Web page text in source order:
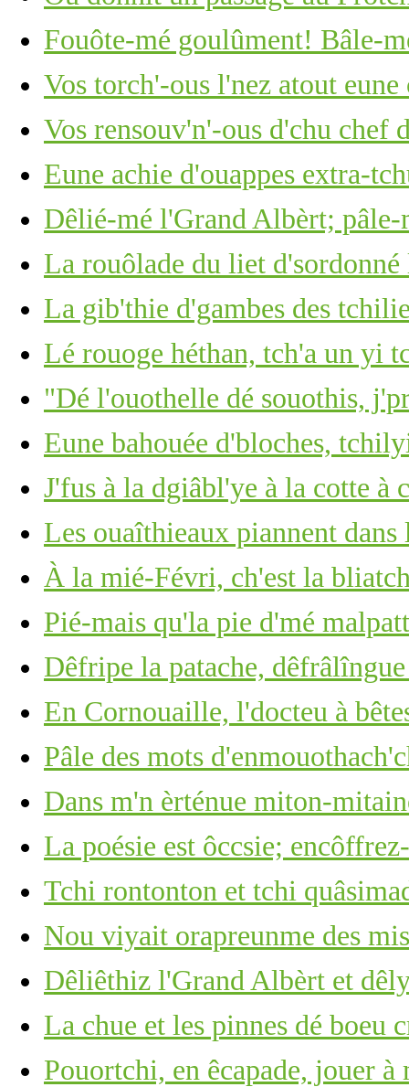
Fouôte-mé goulûment! Bâle-
Vos torch'-ous l'nez atout eune
Vos rensouv'n'-ous d'chu chef
Eune achie d'ouappes extra-
Dêlié-mé l'Grand Albèrt; pâle-
La rouôlade du liet d'sordonné
La gib'thie d'gambes des
Lé rouoge héthan, tch'a un yi
"Dé l'ouothelle dé souothis,
Eune bahouée d'bloches,
J'fus à la dgiâbl'ye à la cotte à
Les ouaîthieaux piannent dans
À la mié-Févri, ch'est la
Pié-mais qu'la pie d'mé
Dêfripe la patache,
En Cornouaille, l'docteu à
Pâle des mots
Dans m'n èrténue miton-
La poésie est ôccsie;
Tchi rontonton et tchi
Nou viyait orapreunme des
Dêliêthiz l'Grand Albèrt et
La chue et les pinnes dé boeu
Pouortchi, en êcapade, jouer à